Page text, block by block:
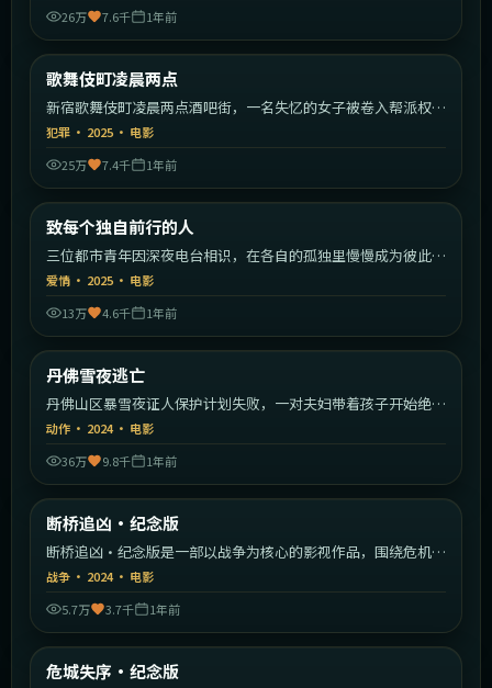
26万
7.6千 1年前
最新
歌舞伎町凌晨两点
新宿歌舞伎町凌晨两点酒吧街，一名失忆的女子被卷入帮派权力
斗争。
犯罪 · 2025 · 电影
25万
7.4千 1年前
最新
致每个独自前行的人
三位都市青年因深夜电台相识，在各自的孤独里慢慢成为彼此的
灯塔。
爱情 · 2025 · 电影
13万
4.6千 1年前
最新
丹佛雪夜逃亡
丹佛山区暴雪夜证人保护计划失败，一对夫妇带着孩子开始绝命
逃亡。
动作 · 2024· 电影
36万
9.8千 1年前
最新
断桥追凶·纪念版
断桥追凶·纪念版是一部以战争为核心的影视作品，围绕危机、
反转与人物成长展开，整体节奏紧凑，值得推荐观看。
战争 · 2024· 电影
5.7万
3.7千 1年前
最新
危城失序·纪念版